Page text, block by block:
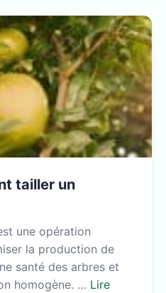
tailler un
une opération
la production de
santé des arbres et
homogène. … Lire